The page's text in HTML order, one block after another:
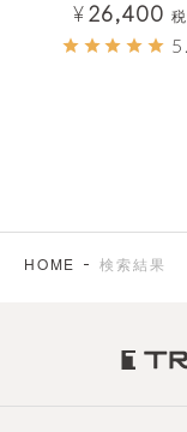
¥26,400
HOME 検索結果